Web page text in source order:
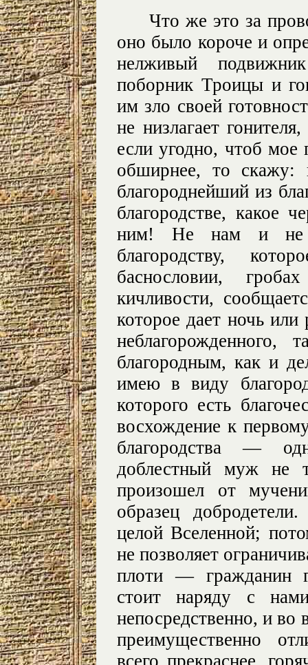
Что же это за
оно было короче и
нелживый
поборник Троицы и
им зло своей
не низлагает
если угодно, чтоб мое
обширнее, то
благороднейший из
благородстве, какое
ним! Не нам и не
благородству,
баснословии,
кичливости,
которое дает ночь
неблагорожденного,
благородным, как и
имею в виду
которого есть
восхождение к
благородства —
доблестный муж не
произошел от
образец
целой Вселенной;
не позволяет
плоти — гражданин
стоит наряду с
непосредственно, и во
преимущественно